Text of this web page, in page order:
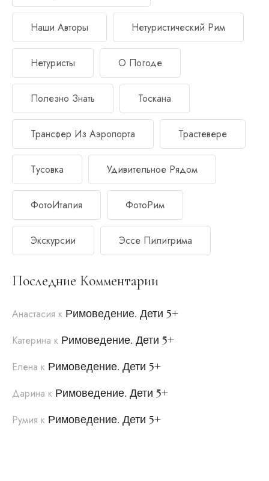
Наши Авторы Нетуристический Рим
Нетуристы О Погоде
Полезно Знать Тоскана
Трансфер Из Аэропорта Трастевере
Тусовка Удивительное Рядом
ФотоИталия ФотоРим
Экскурсии Эссе Пилигрима
Последние Комментарии
Анастасия к Римоведение. Дети 5+
Катерина к Римоведение. Дети 5+
Елена к Римоведение. Дети 5+
Дарина к Римоведение. Дети 5+
Румия к Римоведение. Дети 5+